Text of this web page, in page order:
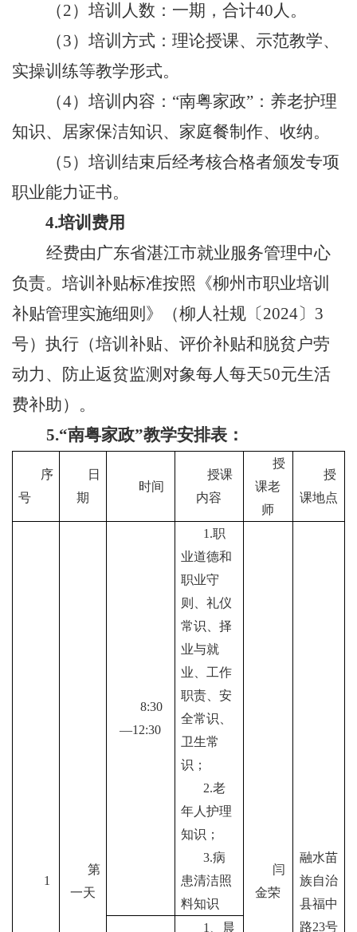
（2） 培训人数： 一期，合计40人。
（3） 培训方式：理论授课、示范教学、
实操训练等教学形式。
（4） 培训内容： “南粤家政”：养老护理
知识、 居家保洁知识、 家庭餐制作、收纳。
（5） 培训结束后经考核合格者颁发专项
职业能力证书。
4.培训费用
经费由广东省湛江市就业服务管理中心
负责。培训 补贴标准按照《柳州市职业培训
补贴管理实施细则》
（柳人社规〔2024〕 3
号） 执行（培训补贴、评价补贴和脱贫户劳
动力 、防止返贫监测对象每人每天50元生活
费补助）。
5.“南粤家政”教学安排表：
序
号
日
期
时间
授课
内容
授
课老
师
授
课地点
1
第
一天
8:30
—12:30
1.职
业道德和
职业守
则、礼仪
常识、择
业与就
业、工作
职责、安
全常识、
卫生常
识；
2.老
年人护理
知识；
3.病
患清洁照
料知识
闫
金荣
融水苗
族自治
县福中
路23号
1 、晨